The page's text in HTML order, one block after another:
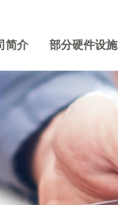
简介 部分硬件设施